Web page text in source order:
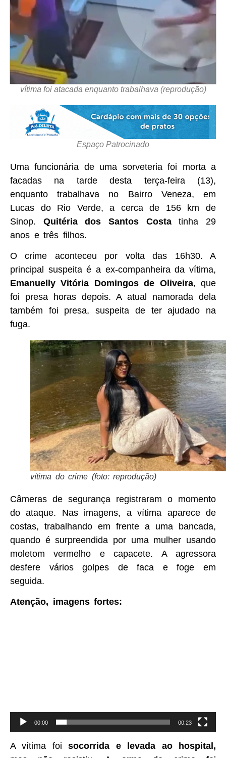
vítima foi atacada enquanto trabalhava (reprodução)
Espaço Patrocinado
Uma funcionária de uma sorveteria foi morta a
facadas na tarde desta terça-feira (13),
enquanto trabalhava no Bairro Veneza, em
Lucas do Rio Verde, a cerca de 156 km de
Sinop. Quitéria dos Santos Costatinha 29
anos e três filhos.
O crime aconteceu por volta das 16h30. A
principal suspeita é a ex-companheira da vítima,
Emanuelly Vitória Domingos de Oliveira, que
foi presa horas depois. A atual namorada dela
também foi presa, suspeita de ter ajudado na
fuga.
vítima do crime (foto: reprodução)
Câmeras de segurança registraram o momento
do ataque. Nas imagens, a vítima aparece de
costas, trabalhando em frente a uma bancada,
quando é surpreendida por uma mulher usando
moletom vermelho e capacete. A agressora
desfere vários golpes de faca e foge em
seguida.
Atenção, imagens fortes:
00:00 00:23
A vítima foisocorrida e levada ao hospital,